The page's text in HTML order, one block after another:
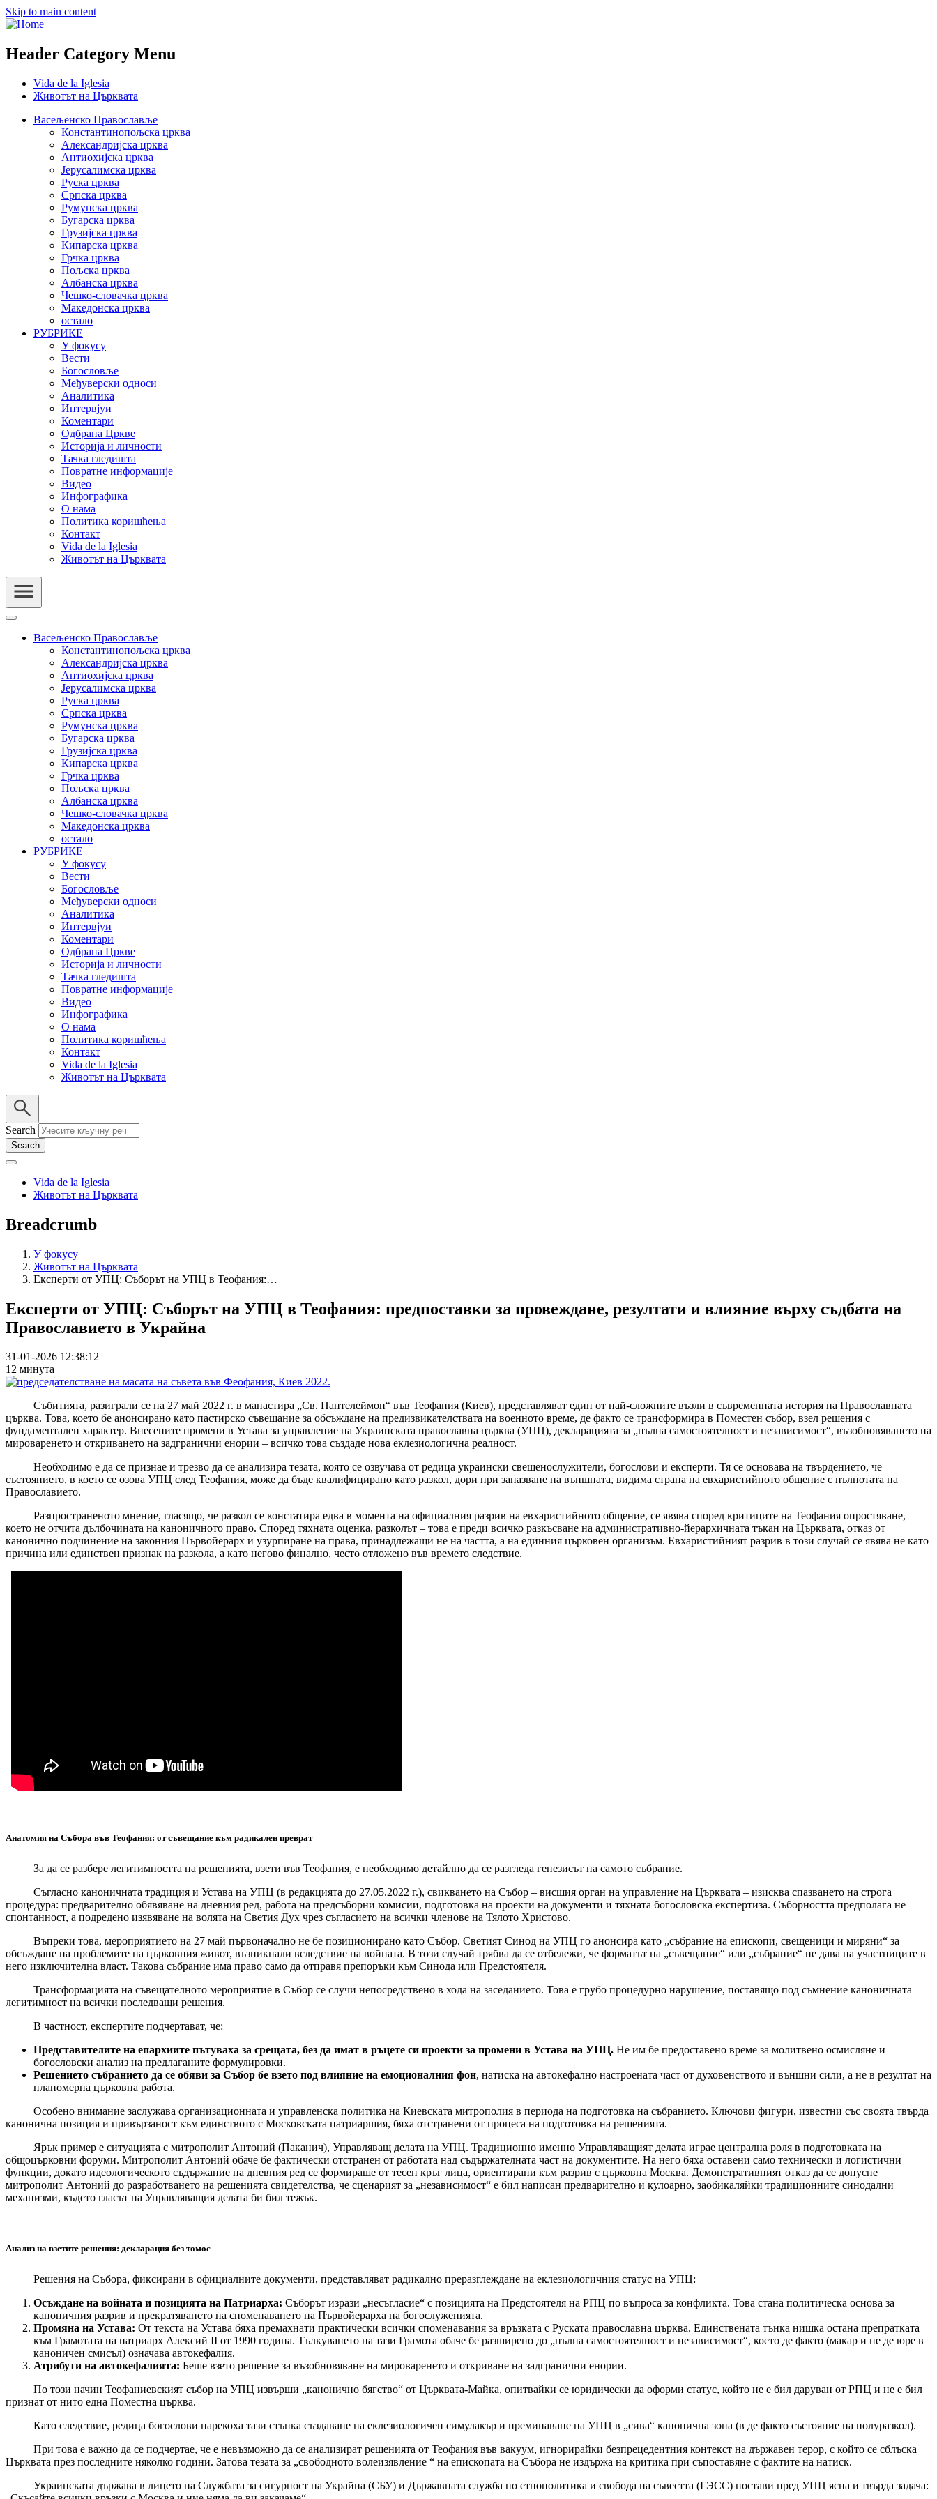
Skip to main content
Header Category Menu
Vida de la Iglesia
Животът на Църквата
Васељенско Православље
Константинопољска црква
Александријска црква
Антиохијска црква
Јерусалимска црква
Руска црква
Српска црква
Румунска црква
Бугарска црква
Грузијска црква
Кипарска црква
Грчка црква
Пољска црква
Албанска црква
Чешко-словачка црква
Македонска црква
остало
РУБРИКЕ
У фокусу
Вести
Богословље
Међуверски односи
Аналитика
Интервјуи
Коментари
Одбрана Цркве
Историја и личности
Тачка гледишта
Повратне информације
Видео
Инфографика
О нама
Политика коришћења
Контакт
Vida de la Iglesia
Животът на Църквата
Васељенско Православље
Константинопољска црква
Александријска црква
Антиохијска црква
Јерусалимска црква
Руска црква
Српска црква
Румунска црква
Бугарска црква
Грузијска црква
Кипарска црква
Грчка црква
Пољска црква
Албанска црква
Чешко-словачка црква
Македонска црква
остало
РУБРИКЕ
У фокусу
Вести
Богословље
Међуверски односи
Аналитика
Интервјуи
Коментари
Одбрана Цркве
Историја и личности
Тачка гледишта
Повратне информације
Видео
Инфографика
О нама
Политика коришћења
Контакт
Vida de la Iglesia
Животът на Църквата
Search
Vida de la Iglesia
Животът на Църквата
Breadcrumb
У фокусу
Животът на Църквата
Експерти от УПЦ: Съборът на УПЦ в Теофания:…
Експерти от УПЦ: Съборът на УПЦ в Теофания: предпоставки за провеждане, резултати и влияние върху съдбата на
Православието в Украйна
31-01-2026 12:38:12
12 минута
Събитията, разиграли се на 27 май 2022 г. в манастира „Св. Пантелеймон“ във Теофания (Киев), представляват един от най-сложните възли в съвременната история на Православната
църква. Това, което бе анонсирано като пастирско съвещание за обсъждане на предизвикателствата на военното време, де факто се трансформира в Поместен събор, взел решения с
фундаментален характер. Внесените промени в Устава за управление на Украинската православна църква (УПЦ), декларацията за „пълна самостоятелност и независимост“, възобновяването на
мироваренето и откриването на задгранични енории – всичко това създаде нова еклезиологична реалност.
Необходимо е да се признае и трезво да се анализира тезата, която се озвучава от редица украински свещенослужители, богослови и експерти. Тя се основава на твърдението, че
състоянието, в което се озова УПЦ след Теофания, може да бъде квалифицирано като разкол, дори при запазване на външната, видима страна на евхаристийното общение с пълнотата на
Православието.
Разпространеното мнение, гласящо, че разкол се констатира едва в момента на официалния разрив на евхаристийното общение, се явява според критиците на Теофания опростяване,
което не отчита дълбочината на каноничното право. Според тяхната оценка, разколът – това е преди всичко разкъсване на административно-йерархичната тъкан на Църквата, отказ от
канонично подчинение на законния Първойерарх и узурпиране на права, принадлежащи не на частта, а на единния църковен организъм. Евхаристийният разрив в този случай се явява не като
причина или единствен признак на разкола, а като негово финално, често отложено във времето следствие.
Анатомия на Събора във Теофания: от съвещание към радикален преврат
За да се разбере легитимността на решенията, взети във Теофания, е необходимо детайлно да се разгледа генезисът на самото събрание.
Съгласно каноничната традиция и Устава на УПЦ (в редакцията до 27.05.2022 г.), свикването на Събор – висшия орган на управление на Църквата – изисква спазването на строга
процедура: предварително обявяване на дневния ред, работа на предсъборни комисии, подготовка на проекти на документи и тяхната богословска експертиза. Съборността предполага не
спонтанност, а подредено изявяване на волята на Светия Дух чрез съгласието на всички членове на Тялото Христово.
Въпреки това, мероприятието на 27 май първоначално не бе позиционирано като Събор. Светият Синод на УПЦ го анонсира като „събрание на епископи, свещеници и миряни“ за
обсъждане на проблемите на църковния живот, възникнали вследствие на войната. В този случай трябва да се отбележи, че форматът на „съвещание“ или „събрание“ не дава на участниците в
него изключителна власт. Такова събрание има право само да отправя препоръки към Синода или Предстоятеля.
Трансформацията на съвещателното мероприятие в Събор се случи непосредствено в хода на заседанието. Това е грубо процедурно нарушение, поставящо под съмнение каноничната
легитимност на всички последващи решения.
В частност, експертите подчертават, че:
Представителите на епархиите пътуваха за срещата, без да имат в ръцете си проекти за промени в Устава на УПЦ. Не им бе предоставено време за молитвено осмисляне и
богословски анализ на предлаганите формулировки.
Решението събранието да се обяви за Събор бе взето под влияние на емоционалния фон, натиска на автокефално настроената част от духовенството и външни сили, а не в резултат на
планомерна църковна работа.
Особено внимание заслужава организационната и управленска политика на Киевската митрополия в периода на подготовка на събранието. Ключови фигури, известни със своята твърда
канонична позиция и привързаност към единството с Московската патриаршия, бяха отстранени от процеса на подготовка на решенията.
Ярък пример е ситуацията с митрополит Антоний (Паканич), Управляващ делата на УПЦ. Традиционно именно Управляващият делата играе централна роля в подготовката на
общоцърковни форуми. Митрополит Антоний обаче бе фактически отстранен от работата над съдържателната част на документите. На него бяха оставени само технически и логистични
функции, докато идеологическото съдържание на дневния ред се формираше от тесен кръг лица, ориентирани към разрив с църковна Москва. Демонстративният отказ да се допусне
митрополит Антоний до разработването на решенията свидетелства, че сценарият за „независимост“ е бил написан предварително и кулоарно, заобикаляйки традиционните синодални
механизми, където гласът на Управляващия делата би бил тежък.
Анализ на взетите решения: декларация без томос
Решения на Събора, фиксирани в официалните документи, представляват радикално преразглеждане на еклезиологичния статус на УПЦ:
Осъждане на войната и позицията на Патриарха: Съборът изрази „несъгласие“ с позицията на Предстоятеля на РПЦ по въпроса за конфликта. Това стана политическа основа за
каноничния разрив и прекратяването на споменаването на Първойерарха на богослуженията.
Промяна на Устава: От текста на Устава бяха премахнати практически всички споменавания за връзката с Руската православна църква. Единствената тънка нишка остана препратката
към Грамотата на патриарх Алексий II от 1990 година. Тълкуването на тази Грамота обаче бе разширено до „пълна самостоятелност и независимост“, което де факто (макар и не де юре в
каноничен смисъл) означава автокефалия.
Атрибути на автокефалията: Беше взето решение за възобновяване на мироваренето и откриване на задгранични енории.
По този начин Теофаниевският събор на УПЦ извърши „канонично бягство“ от Църквата-Майка, опитвайки се юридически да оформи статус, който не е бил даруван от РПЦ и не е бил
признат от нито една Поместна църква.
Като следствие, редица богослови нарекоха тази стъпка създаване на еклезиологичен симулакър и преминаване на УПЦ в „сива“ канонична зона (в де факто състояние на полуразкол).
При това е важно да се подчертае, че е невъзможно да се анализират решенията от Теофания във вакуум, игнорирайки безпрецедентния контекст на държавен терор, с който се сблъска
Църквата през последните няколко години. Затова тезата за „свободното волеизявление “ на епископата на Събора не издържа на критика при съпоставяне с фактите на натиск.
Украинската държава в лицето на Службата за сигурност на Украйна (СБУ) и Държавната служба по етнополитика и свобода на съвестта (ГЭСС) постави пред УПЦ ясна и твърда задача: